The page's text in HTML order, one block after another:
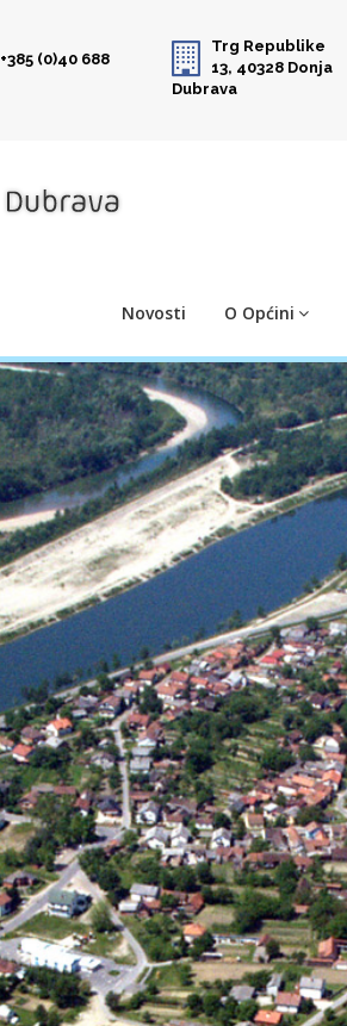
+385 (0)40 688
Trg Republike
13, 40328 Donja
Dubrava
Novosti O Općini